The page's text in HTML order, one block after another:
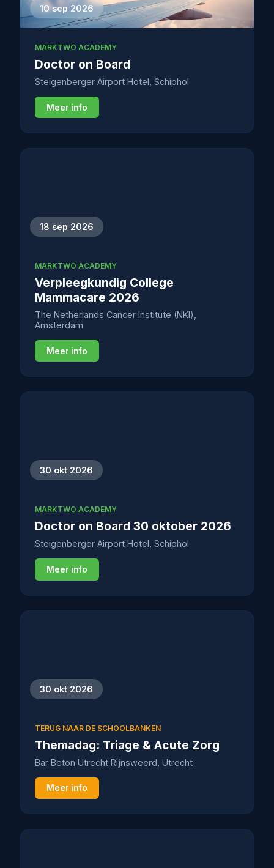
10 sep 2026
MARKTWO ACADEMY
Doctor on Board
Steigenberger Airport Hotel, Schiphol
Meer info
18 sep 2026
MARKTWO ACADEMY
Verpleegkundig College
Mammacare 2026
The Netherlands Cancer Institute (NKI),
Amsterdam
Meer info
30 okt 2026
MARKTWO ACADEMY
Doctor on Board 30 oktober 2026
Steigenberger Airport Hotel, Schiphol
Meer info
30 okt 2026
TERUG NAAR DE SCHOOLBANKEN
Themadag: Triage & Acute Zorg
Bar Beton Utrecht Rijnsweerd, Utrecht
Meer info